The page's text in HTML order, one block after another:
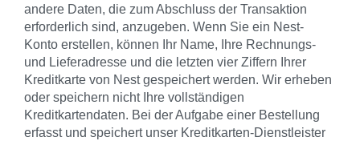
andere Daten, die zum Abschluss der Transaktion
erforderlich sind, anzugeben. Wenn Sie ein Nest-
Konto erstellen, können Ihr Name, Ihre Rechnungs-
und Lieferadresse und die letzten vier Ziffern Ihrer
Kreditkarte von Nest gespeichert werden. Wir erheben
oder speichern nicht Ihre vollständigen
Kreditkartendaten. Bei der Aufgabe einer Bestellung
erfasst und speichert unser Kreditkarten-Dienstleister